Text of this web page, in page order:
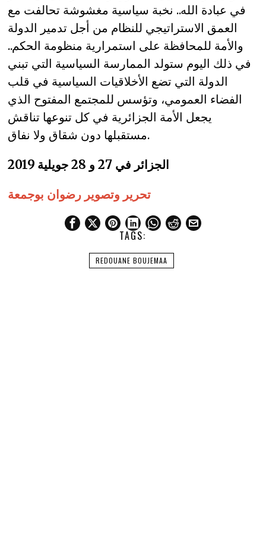
في عبادة الله.. نخبة سياسية مغشوشة تحالفت مع
العمق الاستراتيجي للنظام من أجل تدمير الدولة
والأمة للمحافظة على استمرارية منظومة الحكم..
في ذلك اليوم ستولد الممارسة السياسية التي تبني
الدولة التي تضع الأخلاقيات السياسية في قلب
الفضاء العمومي، وتؤسس للمجتمع المفتوح الذي
يجعل الأمة الجزائرية في كل تنوعها تناقش
مستقبلها دون شقاق ولا نفاق.
الجزائر في 27 و 28 جويلية 2019
تحرير وتصوير رضوان بوجمعة
TAGS:
REDOUANE BOUJEMAA